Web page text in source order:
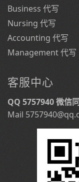
Business 代写
Nursing 代写
Accounting 代写
Management 代写
客服中心
QQ 5757940 微信
Mail